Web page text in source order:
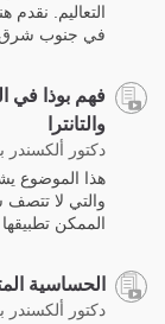
التعاليم.
في جنوب شرق
فهم بوذا في
والتانترا
دكتور ألكسندر
هذا الموضوع
والتي لا تتصف
الممكن
الحساسية
دكتور ألكسندر